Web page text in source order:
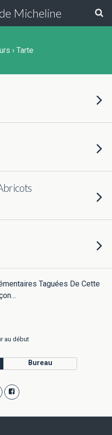
Micheline
› Tarte
Taguées De Cette
au début
Bureau